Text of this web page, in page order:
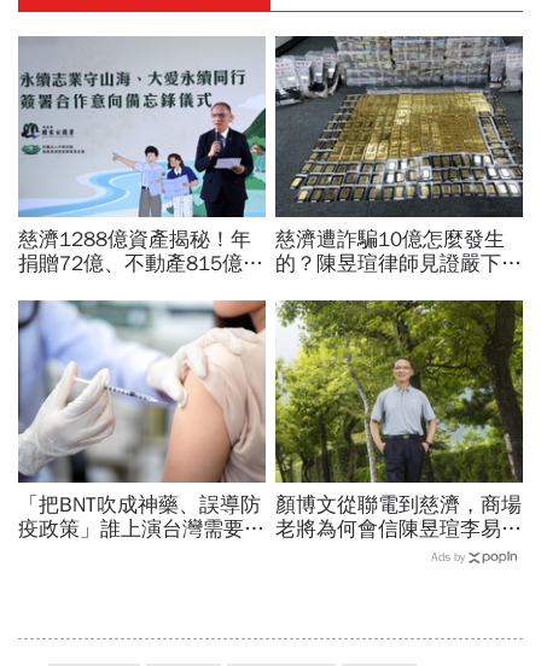
慈濟1288億資產揭秘！年
捐贈72億、不動產815億…
採購經過，他拆解信件批越
描越黑
慈濟遭詐騙10億怎麼發生
的？陳昱瑄律師見證嚴下跪
金，洗錢手法曝光…慈濟回
應了
「把BNT吹成神藥、誤導防
疫政策」誰上演台灣需要中
顏博文從聯電到慈濟，商場
老將為何會信陳昱瑄李易
儒、豪給10億？慈濟發
Ads by